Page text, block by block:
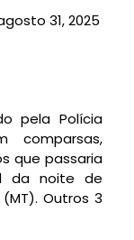
31, 2025
pela Polícia
comparsas,
que passaria
da noite de
Outros 3